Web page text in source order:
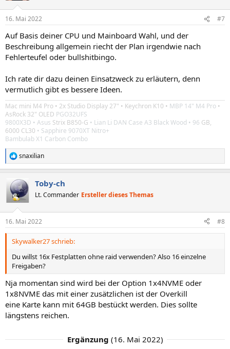
16. Mai 2022 #7
Auf Basis deiner CPU und Mainboard Wahl, und der
Beschreibung allgemein riecht der Plan irgendwie nach
Fehlerteufel oder bullshitbingo.
Ich rate dir dazu deinen Einsatzweck zu erläutern, denn
vermutlich gibt es bessere Ideen.
Mac mini M4 Pro • 2x Studio Display 27" • Keychron K10 • MBP 14" M4 Pro •
AsRock 32" OLED PGO32UFS
9800X3D • Asus Strix B850-G • Lian Li DAN Case A3 Black Wood • 96 GB,
6000 CL30 • Sapphire 9070XT Nitro+
Bambulab X1 Carbon Combo
R
e
k
t
e
n
snaxilian
Toby-ch
Lt. Commander Ersteller dieses Themas
16. Mai 2022 #8
Skywalker27 schrieb:
Du willst 16x Festplatten ohne raid verwenden? Also 16 einzelne
Freigaben?
Nja momentan sind wird bei der Option 1x4NVME oder
1x8NVME das mit einer zusätzlichen ist der Overkill
eine Karte kann mit 64GB bestückt werden. Dies sollte
längstens reichen.
Ergänzung (16. Mai 2022)